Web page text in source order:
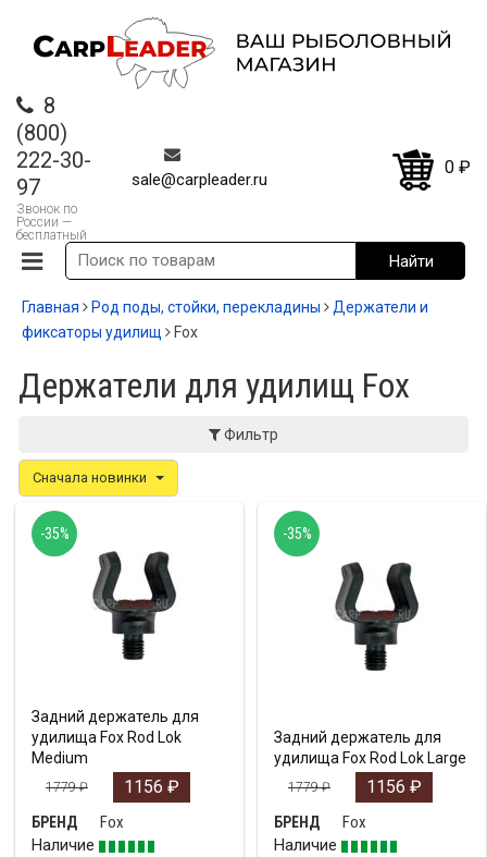
8
(800)
222-30-
97
Звонок по
России —
бесплатный
sale@carpleader.ru
0 ₽
Главная Род поды, стойки, перекладины
Держатели и
фиксаторы удилищ
Fox
Держатели для удилищ Fox
Фильтр
Сначала новинки
Задний держатель для
удилища Fox Rod Lok
Medium
1779₽ 1156 ₽
БРЕНД
Fox
Наличие
-35%
Задний держатель для
удилища Fox Rod Lok Large
1779₽ 1156 ₽
БРЕНД
Fox
Наличие
-35%